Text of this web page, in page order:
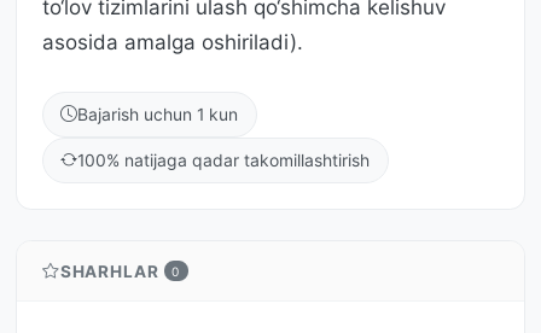
to‘lov tizimlarini ulash qo‘shimcha kelishuv
asosida amalga oshiriladi).
Bajarish uchun 1 kun
100% natijaga qadar takomillashtirish
SHARHLAR 0